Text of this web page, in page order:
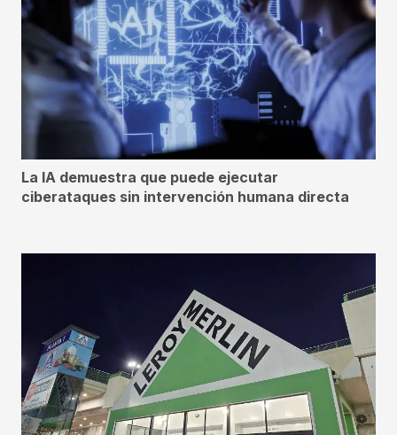
La IA demuestra que puede ejecutar
ciberataques sin intervención humana directa